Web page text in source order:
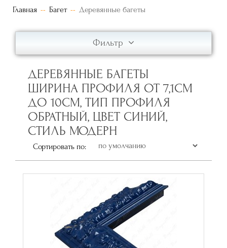
Главная Багет Деревянные багеты
Фильтр
ДЕРЕВЯННЫЕ БАГЕТЫ
ШИРИНА ПРОФИЛЯ ОТ 7,1СМ
ДО 10СМ, ТИП ПРОФИЛЯ
ОБРАТНЫЙ, ЦВЕТ СИНИЙ,
СТИЛЬ МОДЕРН
Сортировать по: